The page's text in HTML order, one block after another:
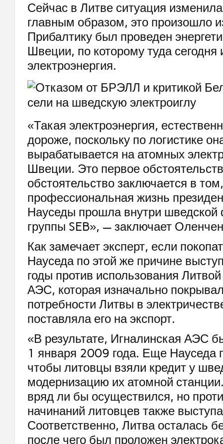
Сейчас в Литве ситуация
главным образом, это произошло
Прибалтику был проведен
Швеции, по которому туда сегодня
электроэнергия.
«Такая электроэнергия,
дороже, поскольку по логистике
вырабатывается на атомных
Швеции. Это первое
обстоятельство заключается в
профессиональная жизнь
Науседы прошла внутри шведской
группы SEB», — заключает
Как замечает эксперт, если
Науседа по этой же причине
годы против использования
АЭС, которая изначально
потребности Литвы в
поставляла его на экспорт.
«В результате, Игналинская АЭС
1 января 2009 года. Еще Науседа
чтобы литовцы взяли кредит у
модернизацию их атомной
вряд ли бы осуществился, но
начинаний литовцев также
Соответственно, Литва осталась
после чего был проложен